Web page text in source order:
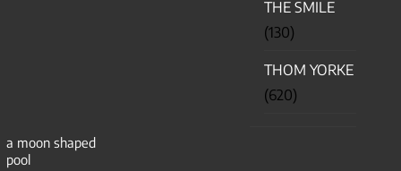
THE SMILE
(130)
THOM YORKE
(620)
a moon shaped
pool